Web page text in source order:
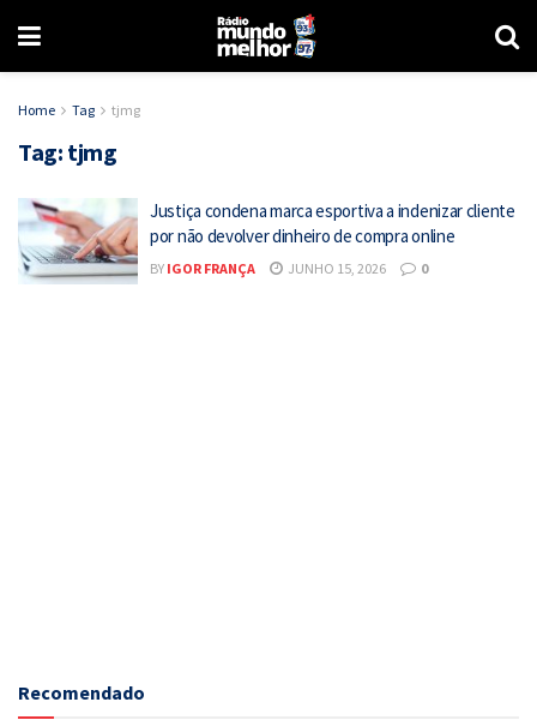
Home Tag tjmg
Tag: tjmg
Justiça condena marca esportiva a indenizar cliente
por não devolver dinheiro de compra online
BY IGOR FRANÇA JUNHO 15, 2026 0
Recomendado